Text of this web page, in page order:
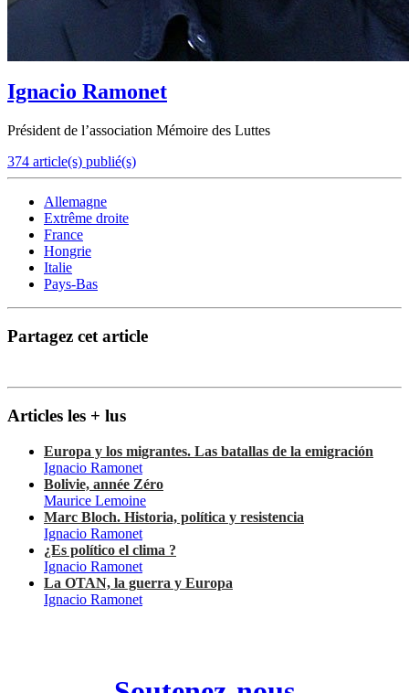
Ignacio Ramonet
Président de l’association Mémoire des Luttes
374 article(s) publié(s)
Allemagne
Extrême droite
France
Hongrie
Italie
Pays-Bas
Partagez cet article
Articles les + lus
Europa y los migrantes. Las batallas de la emigración
Ignacio Ramonet
Bolivie, année Zéro
Maurice Lemoine
Marc Bloch. Historia, política y resistencia
Ignacio Ramonet
¿Es político el clima ?
Ignacio Ramonet
La OTAN, la guerra y Europa
Ignacio Ramonet